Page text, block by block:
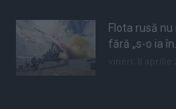
Flota rusă
fără „s-o ia în...